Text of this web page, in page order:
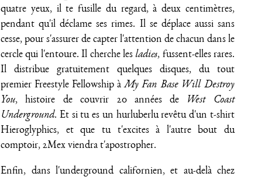
quatre yeux, il te fusille du regard, à deux centimètres,
pendant qu'il déclame ses rimes. Il se déplace aussi sans
cesse, pour s'assurer de capter l'attention de chacun dans le
cercle qui l'entoure. Il cherche les ladies, fussent-elles rares.
Il distribue gratuitement quelques disques, du tout
premier Freestyle Fellowship àMy Fan Base Will Destroy
You, histoire de couvrir 20 années de West Coast
Underground. Et si tu es un hurluberlu revêtu d'un t-shirt
Hieroglyphics, et que tu t'excites à l'autre bout du
comptoir, 2Mex viendra t'apostropher.
Enfin, dans l'underground californien, et au-delà chez